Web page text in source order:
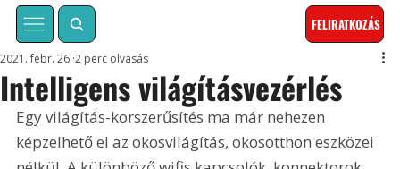
FELIRATKOZÁS
Intelligens világításvezérlés
2021. febr. 26. 2 perc olvasás
Egy világítás-korszerűsítés ma már nehezen
képzelhető el az okosvilágítás, okosotthon eszközei